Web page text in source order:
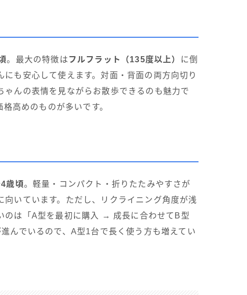
。最大の特徴は フルフラット（135度以上）
に倒
も安心して使えます。対面・背面の両方向切り
んの表情を見ながらお散歩できるのも魅力で
高めのものが多いです。
歳頃。軽量・コンパクト・折りたたみやすさが
いています。ただし、リクライニング角度が浅
のは「A型を最初に購入 → 成長に合わせてB型
んでいるので、A型1台で長く使う方も増えてい